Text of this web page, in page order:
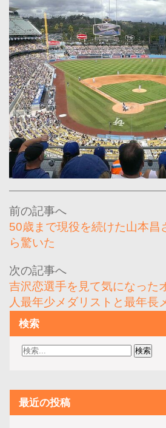
投
稿
ナ
ビ
ゲ
ー
シ
ョ
ン
50歳まで現役を続けた山本昌
ら驚いた
吉沢恋選手を見て気になった
人最年少メダリストと最年長
検索
最近の投稿